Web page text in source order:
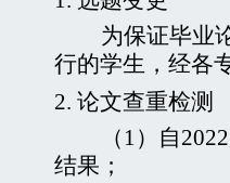
为保证毕业
行的学生，经各
2. 论文查重检测
（ 1）自2022
结果；